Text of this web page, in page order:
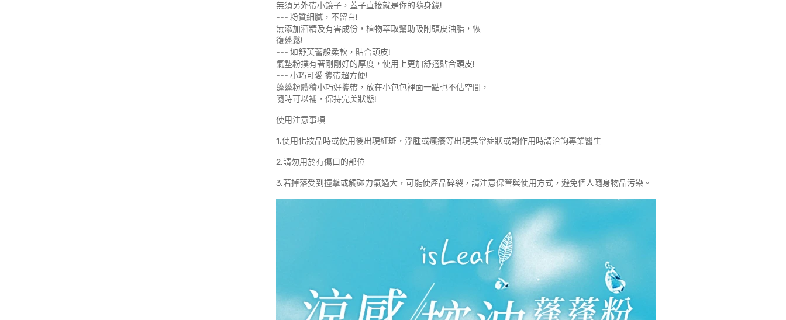
無須另外帶小鏡子，蓋子直接就是你的隨身鏡!
--- 粉質細膩，不留白!
無添加酒精及有害成份，植物萃取幫助吸附頭皮油脂，恢
復蓬鬆!
--- 如舒芙蕾般柔軟，貼合頭皮!
氣墊粉撲有著剛剛好的厚度，使用上更加舒適貼合頭皮!
--- 小巧可愛 攜帶超方便!
蓬蓬粉體積小巧好攜帶，放在小包包裡面一點也不估空間，
隨時可以補，保持完美狀態!
使用注意事項
1.使用化妝品時或使用後出現紅斑，浮腫或瘙癢等出現異常症狀或副作用時請洽詢專業醫生
2.請勿用於有傷口的部位
3.若掉落受到撞擊或觸碰力氣過大，可能使產品碎裂，請注意保管與使用方式，避免個人隨身物品污染。